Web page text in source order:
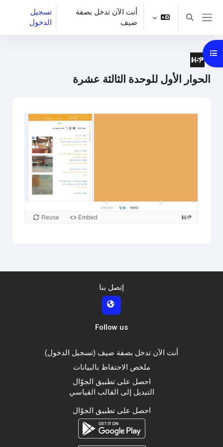
تخطى إلى المحتوى الرئيسي
تبديل إدخال البحث
أنت الآن تدخل بصفة
ضيف
تسجيل
الدخول
الحوار اﻷول للوحدة الثالثة عشرة
فتح فهرس المقرر
إتصل بنا
Follow us
أنت الآن تدخل بصفة ضيف (تسجيل الدخول)
ملخص الاحتفاظ بالبيانات
احصل على تطبيق الجوّال
التبديل إلى القالب القياسي
احصل على تطبيق الجوّال